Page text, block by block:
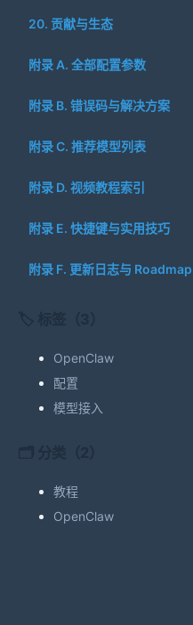
20. 贡献与生态
附录 A. 全部配置参数
附录 B. 错误码与解决方案
附录 C. 推荐模型列表
附录 D. 视频教程索引
附录 E. 快捷键与实用技巧
附录 F. 更新日志与 Roadmap
OpenClaw
配置
模型接入
教程
OpenClaw